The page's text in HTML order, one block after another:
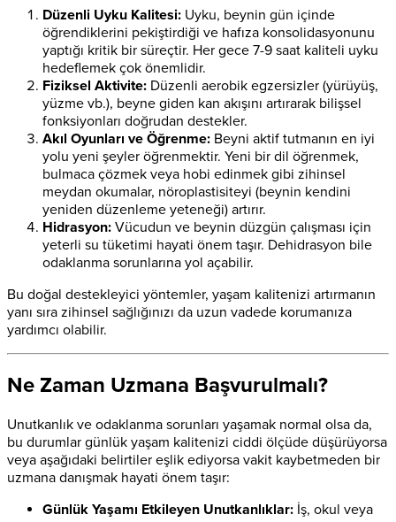
Düzenli Uyku Kalitesi: Uyku, beynin gün içinde
öğrendiklerini pekiştirdiği ve hafıza konsolidasyonunu
yaptığı kritik bir süreçtir. Her gece 7-9 saat kaliteli uyku
hedeflemek çok önemlidir.
Fiziksel Aktivite: Düzenli aerobik egzersizler (yürüyüş,
yüzme vb.), beyne giden kan akışını artırarak bilişsel
fonksiyonları doğrudan destekler.
Akıl Oyunları ve Öğrenme: Beyni aktif tutmanın en iyi
yolu yeni şeyler öğrenmektir. Yeni bir dil öğrenmek,
bulmaca çözmek veya hobi edinmek gibi zihinsel
meydan okumalar, nöroplastisiteyi (beynin kendini
yeniden düzenleme yeteneği) artırır.
Hidrasyon: Vücudun ve beynin düzgün çalışması için
yeterli su tüketimi hayati önem taşır. Dehidrasyon bile
odaklanma sorunlarına yol açabilir.
Bu doğal destekleyici yöntemler, yaşam kalitenizi artırmanın
yanı sıra zihinsel sağlığınızı da uzun vadede korumanıza
yardımcı olabilir.
Ne Zaman Uzmana Başvurulmalı?
Unutkanlık ve odaklanma sorunları yaşamak normal olsa da,
bu durumlar günlük yaşam kalitenizi ciddi ölçüde düşürüyorsa
veya aşağıdaki belirtiler eşlik ediyorsa vakit kaybetmeden bir
uzmana danışmak hayati önem taşır:
Günlük Yaşamı Etkileyen Unutkanlıklar: İş, okul veya